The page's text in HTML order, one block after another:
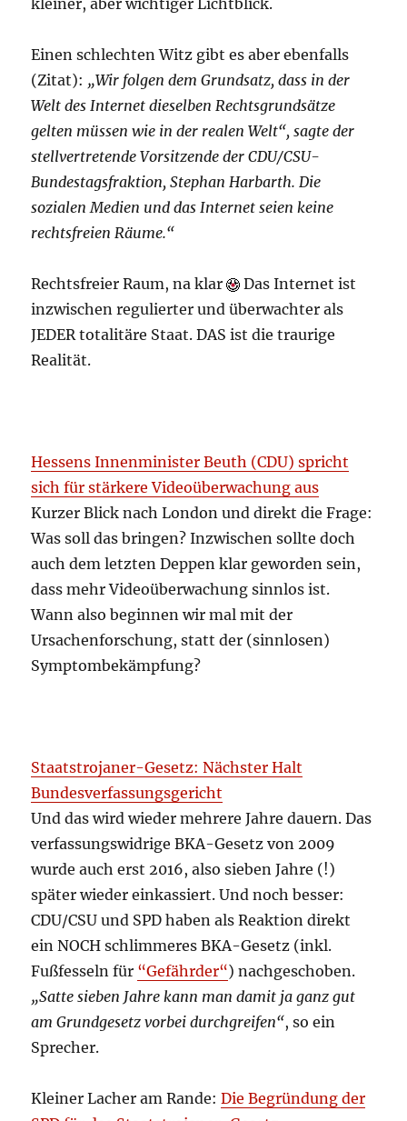
kleiner, aber wichtiger Lichtblick.
Einen schlechten Witz gibt es aber ebenfalls
(Zitat): „Wir folgen dem Grundsatz, dass in der
Welt des Internet dieselben Rechtsgrundsätze
gelten müssen wie in der realen Welt“, sagte der
stellvertretende Vorsitzende der CDU/CSU-
Bundestagsfraktion, Stephan Harbarth. Die
sozialen Medien und das Internet seien keine
rechtsfreien Räume.“
Rechtsfreier Raum, na klar
Das Internet ist
inzwischen regulierter und überwachter als
JEDER totalitäre Staat. DAS ist die traurige
Realität.
Hessens Innenminister Beuth (CDU) spricht
sich für stärkere Videoüberwachung aus
Kurzer Blick nach London und direkt die Frage:
Was soll das bringen? Inzwischen sollte doch
auch dem letzten Deppen klar geworden sein,
dass mehr Videoüberwachung sinnlos ist.
Wann also beginnen wir mal mit der
Ursachenforschung, statt der (sinnlosen)
Symptombekämpfung?
Staatstrojaner-Gesetz: Nächster Halt
Bundesverfassungsgericht
Und das wird wieder mehrere Jahre dauern. Das
verfassungswidrige BKA-Gesetz von 2009
wurde auch erst 2016, also sieben Jahre (!)
später wieder einkassiert. Und noch besser:
CDU/CSU und SPD haben als Reaktion direkt
ein NOCH schlimmeres BKA-Gesetz (inkl.
Fußfesseln für “Gefährder“) nachgeschoben.
„Satte sieben Jahre kann man damit ja ganz gut
am Grundgesetz vorbei durchgreifen“, so ein
Sprecher.
Kleiner Lacher am Rande:Die Begründung der